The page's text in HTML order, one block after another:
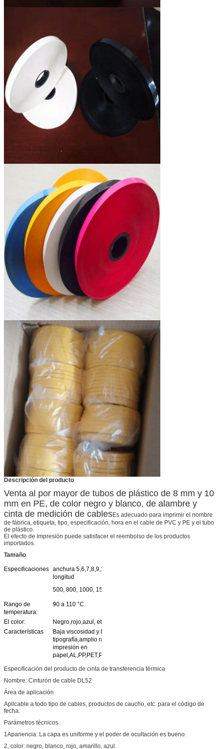
Descripción del producto
Venta al por mayor de tubos de plástico de 8 mm y 10
mm en PE, de color negro y blanco, de alambre y
cinta de medición de cablesEs adecuado para imprimir el nombre
de fábrica, etiqueta, tipo, especificación, hora en el cable de PVC y PE y el tubo
de plástico.
El efecto de impresión puede satisfacer el reembolso de los productos
importados.
Tamaño
Especificaciones anchura 5,6,7,8,9,10,12,15 (mm);
longitud
500, 800, 1000, 1500, 2000 (m).
Rango de
temperatura:
90 a 110 °C.
El color:
Negro,rojo,azul, etc.
Características
Baja viscosidad y buena
tipografía,amplio rango,aplicable para
impresión en
papel,AL,PP,PET,PE,PVC,material,etc.
Especificación del producto de cinta de transferencia térmica
Nombre: Cinturón de cable DL52
Área de aplicación
Aplicable a todo tipo de cables, productos de caucho, etc. para el código de
fecha.
Parámetros técnicos
1Apariencia: La capa es uniforme y el poder de ocultación es bueno.
2, color: negro, blanco, rojo, amarillo, azul.